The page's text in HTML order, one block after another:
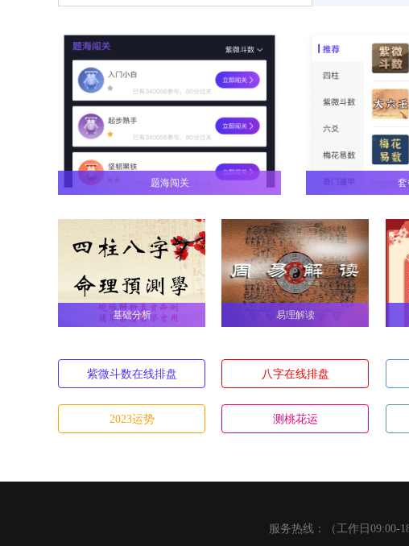
兑方（
A 艮方（
兑方（
题海闯关
基础分析 易理解读
紫微斗数在线排盘 八字在线排盘
2023运势 测桃花运
服务热线：（工作日09:00-